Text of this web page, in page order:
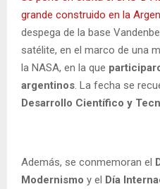
grande construido en la
despega de la base
satélite, en el marco de una
la NASA, en la que
argentinos. La fecha se
Desarrollo Científico y
Además, se conmemoran el
Modernismo y el Día